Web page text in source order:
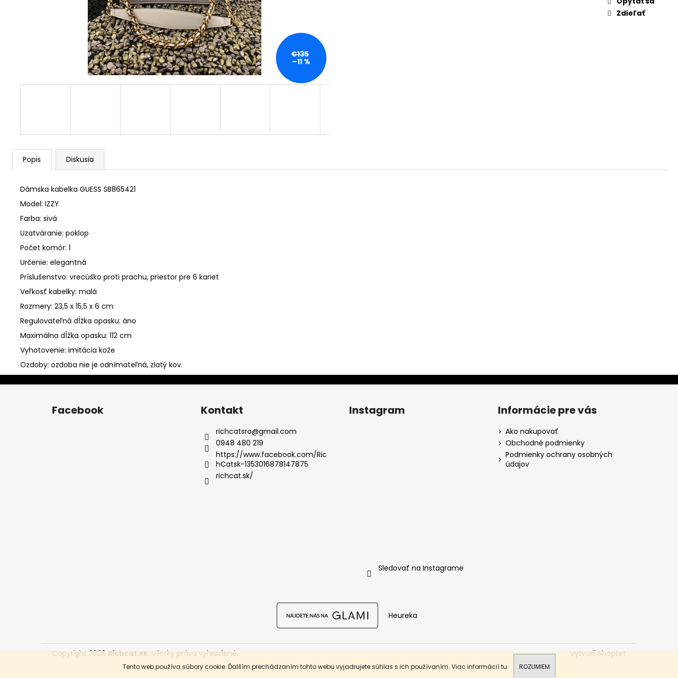
Tento web používa súbory cookie. Ďalším prechádzaním tohto webu vyjadrujete súhlas s ich používaním. Viac informáciítu. ROZUMIEM
Zdieľať
€135
–11 %
Popis Diskusia
Dámska kabelka GUESS SB865421
Model: IZZY
Farba: sivá
Uzatváranie: poklop
Počet komôr: 1
Určenie: elegantná
Príslušenstvo: vrecúško proti prachu, priestor pre 6 kariet
Veľkosť kabelky: malá
Rozmery: 23,5 x 15,5 x 6 cm
Regulovateľná dĺžka opasku: áno
Maximálna dĺžka opasku: 112 cm
Vyhotovenie: imitácia kože
Ozdoby: ozdoba nie je odnímateľná, zlatý kov.
MICHAEL KORS MK5663
€145,90
DÁMSKA KABELKA GUESS NOELLE
€139,90
Z
Facebook Kontakt
richcatsro@gmail.com
0948 480 219
https://www.facebook.com/Ric
hCatsk-1353016878147875
richcat.sk/
Instagram
Sledovať na Instagrame
Informácie pre vás
Ako nakupovať
Obchodné podmienky
Podmienky ochrany osobných
údajov
Heureka
Vytvoril Shoptet
Copyright 2026Richcat.sk. Všetky práva vyhradené.